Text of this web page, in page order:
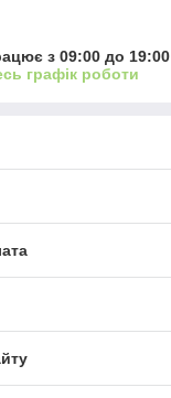
з 09:00 до 19:00
графік роботи